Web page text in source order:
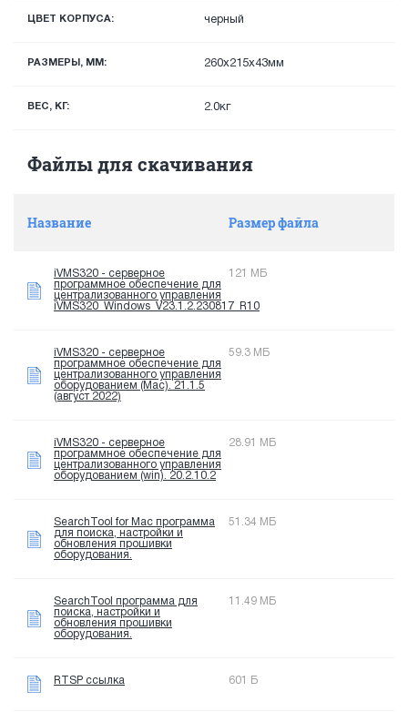
ЦВЕТ КОРПУСА: черный
РАЗМЕРЫ, ММ: 260х215х43мм
ВЕС, КГ: 2.0кг
Файлы для скачивания
Название Размер файла
iVMS320 - серверное
программное обеспечение для
централизованного управления
iVMS320_Windows_V23.1.2.230817_R10
121 МБ
iVMS320 - серверное
программное обеспечение для
централизованного управления
оборудованием (Mac). 21.1.5
(август 2022)
59.3 МБ
iVMS320 - серверное
программное обеспечение для
централизованного управления
оборудованием (win). 20.2.10.2
28.91 МБ
SearchTool for Mac программа
для поиска, настройки и
обновления прошивки
оборудования.
51.34 МБ
SearchTool программа для
поиска, настройки и
обновления прошивки
оборудования.
11.49 МБ
RTSP ссылка 601 Б